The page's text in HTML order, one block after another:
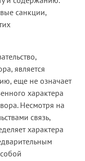
санкции,
является
еще не означает
характера
Несмотря на
связь,
характера